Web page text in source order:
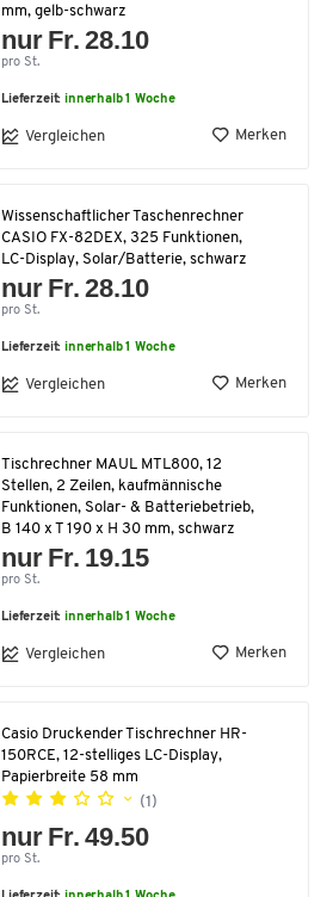
mm, gelb-schwarz
nur Fr. 28.10
pro St.
Lieferzeit:innerhalb 1 Woche
Vergleichen Merken
Wissenschaftlicher Taschenrechner
CASIO FX-82DEX, 325 Funktionen,
LC-Display, Solar/Batterie, schwarz
nur Fr. 28.10
pro St.
Lieferzeit:innerhalb 1 Woche
Vergleichen Merken
Tischrechner MAUL MTL800, 12
Stellen, 2 Zeilen, kaufmännische
Funktionen, Solar- & Batteriebetrieb,
B 140 x T 190 x H 30 mm, schwarz
nur Fr. 19.15
pro St.
Lieferzeit:innerhalb 1 Woche
Vergleichen Merken
Casio Druckender Tischrechner HR-
150RCE, 12-stelliges LC-Display,
Papierbreite 58 mm
(1)
nur Fr. 49.50
pro St.